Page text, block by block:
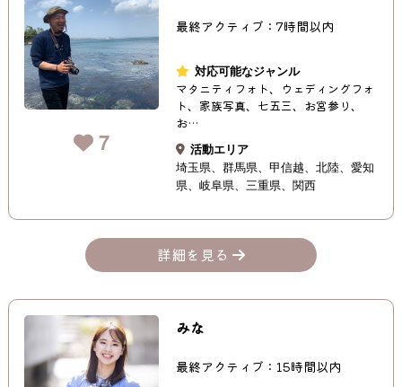
7
最終アクティブ：7時間以内
対応可能なジャンル
マタニティフォト、ウェディングフォ
ト、家族写真、七五三、お宮参り、
お…
活動エリア
埼玉県
群馬県 甲信越 北陸
愛知
県
岐阜県 三重県 関西
詳細を見る
みな
最終アクティブ：15時間以内